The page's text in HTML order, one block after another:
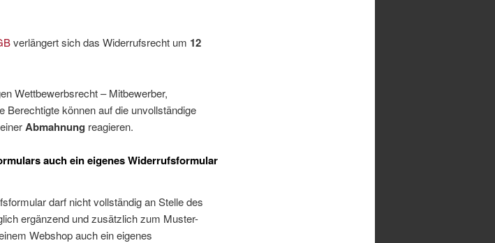
verlängert sich das Widerrufsrecht um 12
Wettbewerbsrecht – Mitbewerber,
Berechtigte können auf die unvollständige
Abmahnung reagieren.
auch ein eigenes Widerrufsformular
darf nicht vollständig an Stelle des
ergänzend und zusätzlich zum Muster-
Webshop auch ein eigenes